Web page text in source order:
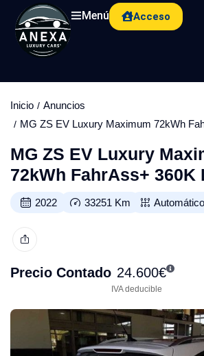
Menú Acceso
Inicio
Anuncios
MG ZS EV Luxury Maximum 72kWh
MG ZS EV Luxury
72kWh FahrAss+ 360K
2022 33251 Km Automático
Precio Contado 24.600€
IVA deducible